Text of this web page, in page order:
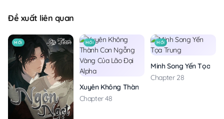
Đề xuất liên quan
MỚI MỚI
Xuyên Không Thành Con Ngỗng Vàng Của
Chapter 48
MỚI
Minh Song Yến Tọa
Chapter 28